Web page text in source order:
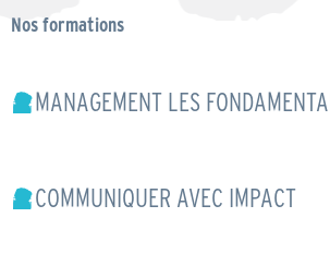
Nos formations
MANAGEMENT LES
COMMUNIQUER AVEC IMPACT